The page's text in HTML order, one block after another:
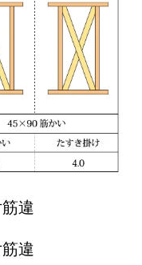
違
違